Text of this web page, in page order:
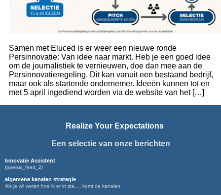
Samen met Eluced is er weer een nieuwe ronde
Persinnovatie: Van idee naar markt. Heb je een goed idee
om de journalistiek te vernieuwen, doe dan mee aan de
Persinnovatieregeling. Dit kan vanuit een bestaand bedrijf,
maar ook als startende ondernemer. Ideeën kunnen tot en
met 5 april ingediend worden via de website van het […]
Realize Your Expectations
Een selectie van onze berichten
Innovatie Assistent
{openai_feed_2}
algemene kanalen strategie
Als je wil weten hoe ik er in sta…. komt de kanalen